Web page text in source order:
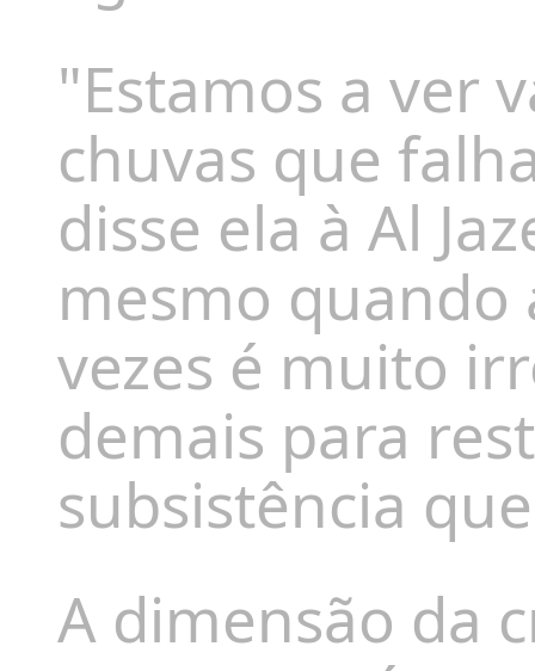
"Estamos a ver
chuvas que
disse ela à Al
mesmo
vezes é muito
demais para
subsistência
A dimensão da